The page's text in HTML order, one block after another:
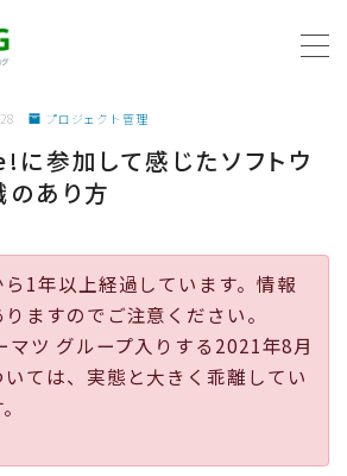
プロジェクト管理
参加して感じたソフトウ
あり方
1年以上経過しています。情報
ますのでご注意ください。
マツ グループ入りする2021年8月
ては、実態と大きく乖離してい